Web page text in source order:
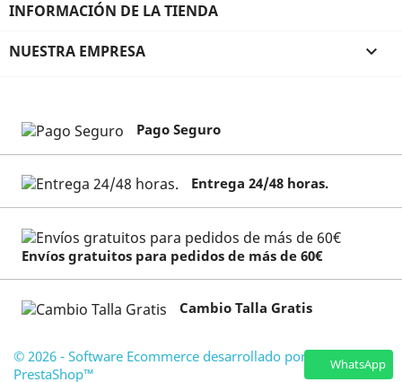
WhatsApp
INFORMACIÓN DE LA TIENDA
NUESTRA EMPRESA 
Pago Seguro
Entrega 24/48 horas.
Envíos gratuitos para pedidos de más de 60€
Cambio Talla Gratis
© 2026 - Software Ecommerce desarrollado por
PrestaShop™